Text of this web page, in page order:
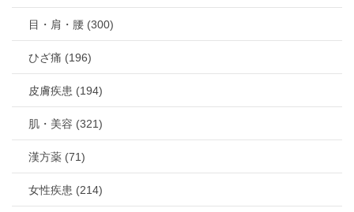
目・肩・腰 (300)
ひざ痛 (196)
皮膚疾患 (194)
肌・美容 (321)
漢方薬 (71)
女性疾患 (214)